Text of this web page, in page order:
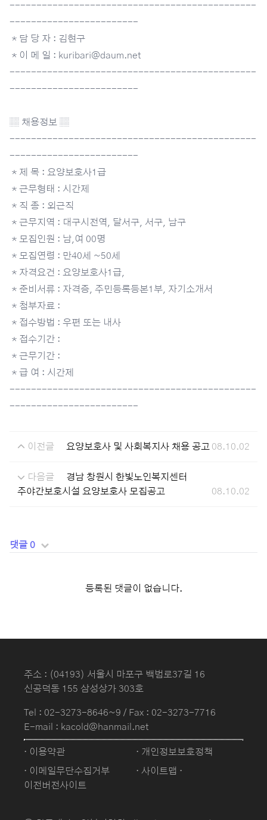
----------------------------------------------
------------------------
＊담 당 자 : 김현구
＊이 메 일 : kuribari@daum.net
----------------------------------------------
------------------------
▒ 채용정보 ▒
----------------------------------------------
------------------------
＊제 목 : 요양보호사1급
＊근무형태 : 시간제
＊직 종 : 외근직
＊근무지역 : 대구시전역, 달서구, 서구, 남구
＊모집인원 : 남,여 00명
＊모집연령 : 만40세 ~50세
＊자격요건 : 요양보호사1급,
＊준비서류 : 자격증, 주민등록등본1부, 자기소개서
＊첨부자료 :
＊접수방법 : 우편 또는 내사
＊접수기간 :
＊근무기간 :
＊급 여 : 시간제
----------------------------------------------
------------------------
이전글 요양보호사 및 사회복지사 채용 공고 08.10.02
다음글
경남 창원시 한빛노인복지센터
주야간보호시설 요양보호사 모집공고
08.10.02
댓글 0
등록된 댓글이 없습니다.
주소 : (04193) 서울시 마포구 백범로37길 16
신공덕동 155 삼성상가 303호
Tel : 02-3273-8646~9 / Fax : 02-3273-7716
E-mail : kacold@hanmail.net
· 이용약관
· 개인정보보호정책
· 이메일무단수집거부
· 사이트맵 ·
이전버전사이트